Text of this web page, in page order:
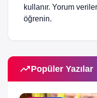
kullanır. Yorum
öğrenin.
trending_upPopüler Yazılar